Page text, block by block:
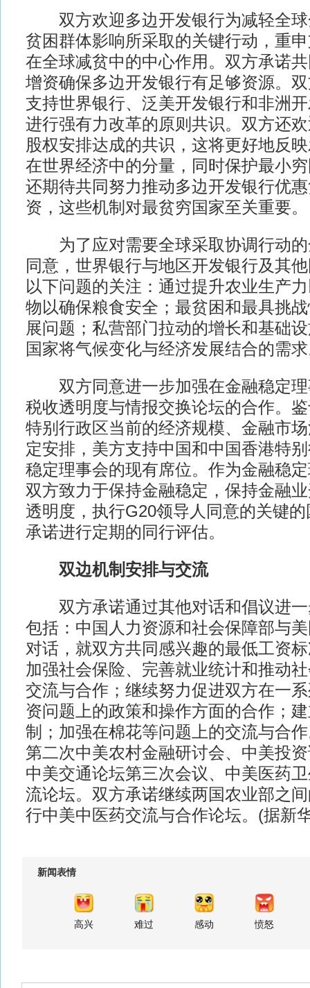
双方欢迎多边开发银行为减轻全球
贫困群体影响所采取的关键行动，重
在全球减贫中的中心作用。双方承诺
增资确保多边开发银行有足够资源。
支持世界银行、泛美开发银行和非洲
进行强有力改革的原则共识。双方还
股权安排达成的共识，这将更好地反
在世界经济中的分量，同时保护最小
还期待共同努力推动多边开发银行优
资，这些机制对最贫穷国家至关重要。
为了应对需要全球采取协调行动的
同意，世界银行与地区开发银行及其
以下问题的关注：通过提升农业生产
物以确保粮食安全；最贫困和最具挑
展问题；私营部门拉动的增长和基础
国家将气候变化与经济发展结合的需
双方同意进一步加强在金融稳定理
税收透明度与情报交换论坛的合作。
特别行政区当前的经济规模、金融市
定安排，美方支持中国和中国香港特
稳定理事会的现有席位。作为金融稳
双方致力于保持金融稳定，保持金融
透明度，执行G20领导人同意的关键
承诺进行定期的同行评估。
双边机制安排与交流
双方承诺通过其他对话和倡议进一
包括：中国人力资源和社会保障部与
对话，就双方共同感兴趣的最低工资
加强社会保险、完善就业统计和推动
交流与合作；继续努力促进双方在一
资问题上的政策和操作方面的合作；
制；加强在棉花等问题上的交流与合
第二次中美农村金融研讨会、中美投
中美交通论坛第三次会议、中美医药
流论坛。双方承诺继续两国农业部之
行中美中医药交流与合作论坛。(据新
新闻表情
高兴 难过 感动 愤怒